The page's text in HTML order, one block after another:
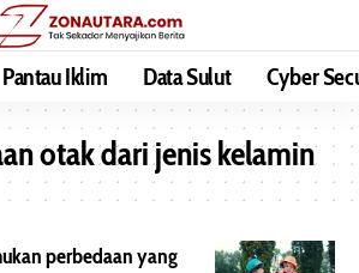
Pantau Iklim Data Sulut Cyber
otak dari jenis kelamin
perbedaan yang